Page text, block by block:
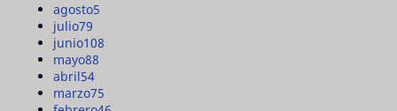
agosto5
julio79
junio108
mayo88
abril54
marzo75